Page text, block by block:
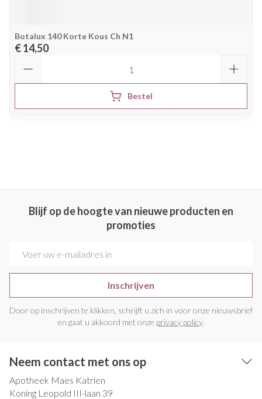
Botalux 140 Korte Kous Ch N1
€ 14,50
Bestel
Blijf op de hoogte van nieuwe producten en
promoties
Inschrijven
Door op inschrijven te klikken, schrijft u zich in voor onze nieuwsbrief
en gaat u akkoord met onze privacy policy.
Neem contact met ons op
Apotheek Maes Katrien
Koning Leopold III-laan 39